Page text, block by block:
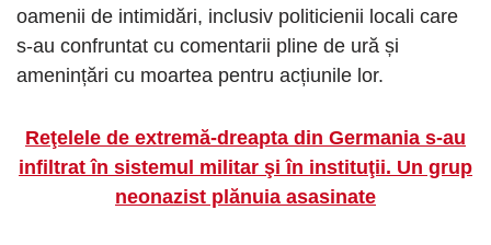
oamenii de intimidări, inclusiv politicienii locali care
s-au confruntat cu comentarii pline de ură și
amenințări cu moartea pentru acțiunile lor.
Reţelele de extremă-dreapta din Germania s-au
infiltrat în sistemul militar şi în instituţii. Un grup
neonazist plănuia asasinate